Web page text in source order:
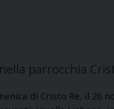
parrocchia
di Cristo Re, il 26